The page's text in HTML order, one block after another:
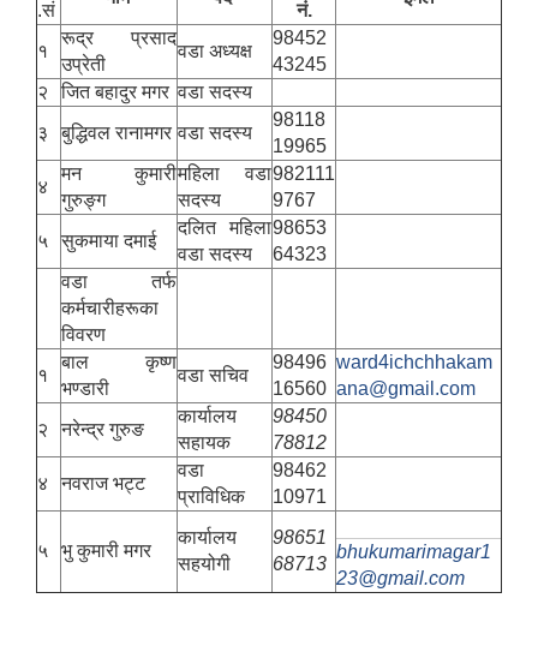
.सं
नं.
१
रूद्र प्रसाद
उप्रेती
वडा अध्यक्ष
98452
43245
२
जित बहादुर मगर वडा सदस्य
३
बुद्धिवल रानामगर वडा सदस्य
98118
19965
४
मन कुमारी
गुरुङ्ग
महिला वडा
सदस्य
982111
9767
५
सुकमाया दमाई
दलित महिला
वडा सदस्य
98653
64323
वडा तर्फ
कर्मचारीहरूका
विवरण
१
बाल कृष्ण
भण्डारी
वडा सचिव
98496
16560
ward4ichchhakam
ana@gmail.com
२
नरेन्द्र गुरुङ
कार्यालय
सहायक
98450
78812
४
नवराज भट्ट
वडा
प्राविधिक
98462
10971
५ भु कुमारी मगर
कार्यालय
सहयोगी
98651
68713
bhukumarimagar1
23@gmail.com